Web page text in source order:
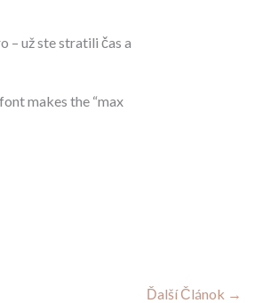
– už ste stratili čas a
makes the “max
Ďalší Článok →